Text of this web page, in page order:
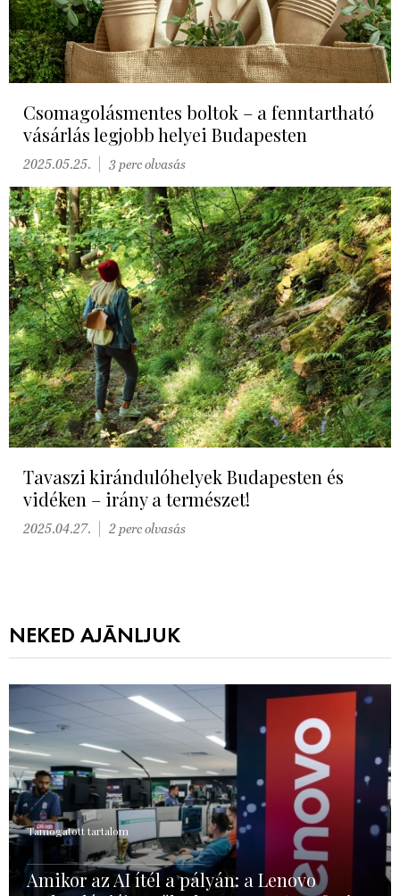
Csomagolásmentes boltok – a fenntartható
vásárlás legjobb helyei Budapesten
2025.05.25. 3 perc olvasás
Tavaszi kirándulóhelyek Budapesten és
vidéken – irány a természet!
2025.04.27. 2 perc olvasás
NEKED AJÁNLJUK
Támogatott tartalom
Amikor az AI ítél a pályán: a Lenovo